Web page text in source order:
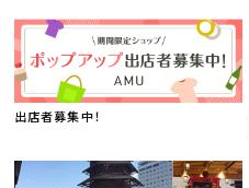
出店者募集中！